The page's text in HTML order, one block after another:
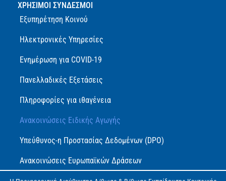
ΧΡΗΣΙΜΟΙ ΣΥΝΔΕΣΜΟΙ
Εξυπηρέτηση Κοινού
Ηλεκτρονικές Υπηρεσίες
Ενημέρωση για COVID-19
Πανελλαδικές Εξετάσεις
Πληροφορίες για ιθαγένεια
Ανακοινώσεις Ειδικής Αγωγής
Υπεύθυνος-η Προστασίας Δεδομένων (DPO)
Ανακοινώσεις Ευρωπαϊκών Δράσεων